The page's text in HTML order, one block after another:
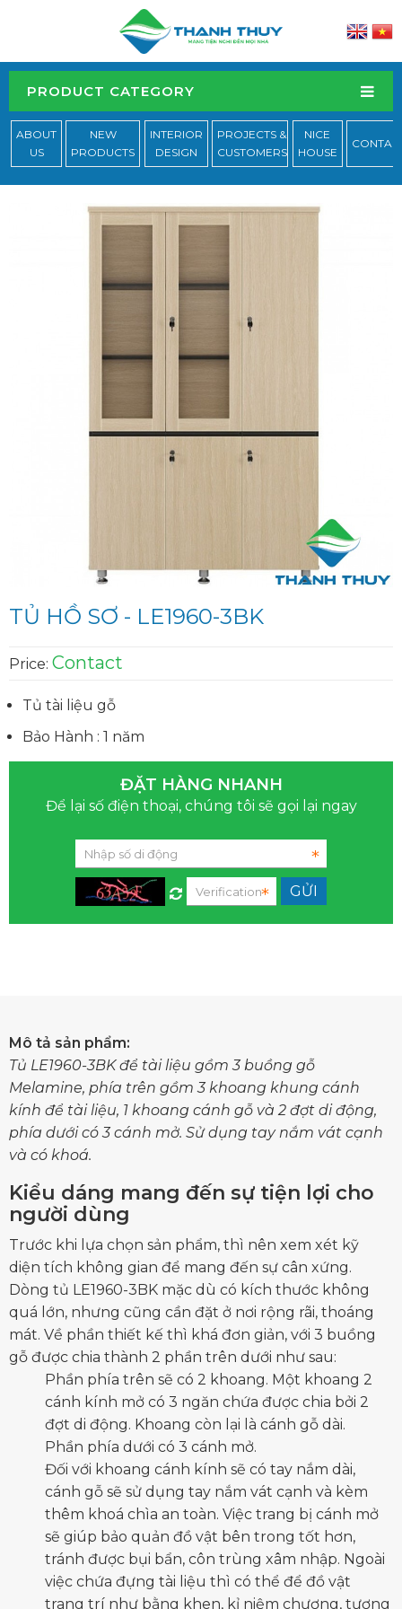
PRODUCT CATEGORY
ABOUT
US
NEW
PRODUCTS
INTERIOR
DESIGN
PROJECTS &
CUSTOMERS
NICE
HOUSE
TỦ HỒ SƠ - LE1960-3BK
Price: Contact
Tủ tài liệu gỗ
Bảo Hành : 1 năm
ĐẶT HÀNG NHANH
Để lại số điện thoại, chúng tôi sẽ gọi lại ngay
Mô tả sản phẩm:
Tủ LE1960-3BKđể tài liệu gồm 3 buồng gỗ
Melamine, phía trên gồm 3 khoang khung cánh
kính để tài liệu, 1 khoang cánh gỗ và 2 đợt di động,
phía dưới có 3 cánh mở. Sử dụng tay nắm vát cạnh
và có khoá.
Kiểu dáng mang đến sự tiện lợi cho
người dùng
Trước khi lựa chọn sản phẩm, thì nên xem xét kỹ
diện tích không gian để mang đến sự cân xứng.
Dòng tủ LE1960-3BK mặc dù có kích thước không
quá lớn, nhưng cũng cần đặt ở nơi rộng rãi, thoáng
mát. Về phần thiết kế thì khá đơn giản, với 3 buồng
gỗ được chia thành 2 phần trên dưới như sau:
Phần phía trên sẽ có 2 khoang. Một khoang 2
cánh kính mở có 3 ngăn chứa được chia bởi 2
đợt di động. Khoang còn lại là cánh gỗ dài.
Phần phía dưới có 3 cánh mở.
Đối với khoang cánh kính sẽ có tay nắm dài,
cánh gỗ sẽ sử dụng tay nắm vát cạnh và kèm
thêm khoá chìa an toàn. Việc trang bị cánh mở
sẽ giúp bảo quản đồ vật bên trong tốt hơn,
tránh được bụi bẩn, côn trùng xâm nhập. Ngoài
việc chứa đựng tài liệu thì có thể để đồ vật
trang trí như bằng khen, kỉ niệm chương, tượng